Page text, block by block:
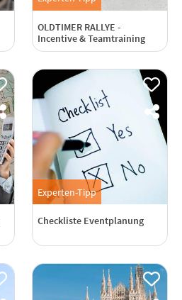
OLDTIMER RALLYE -
Incentive & Teamtraining
Experten-Tipp
Checkliste Eventplanung